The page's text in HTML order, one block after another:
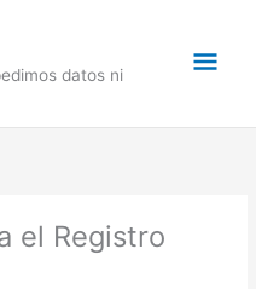
datos ni
el Registro